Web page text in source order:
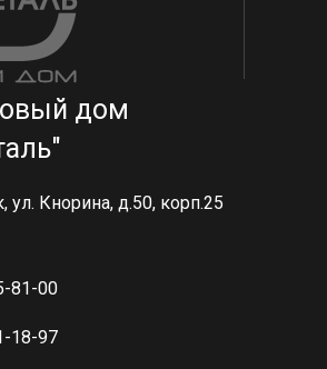
дом
ул. Кнорина, д.50, корп.25
81-00
18-97